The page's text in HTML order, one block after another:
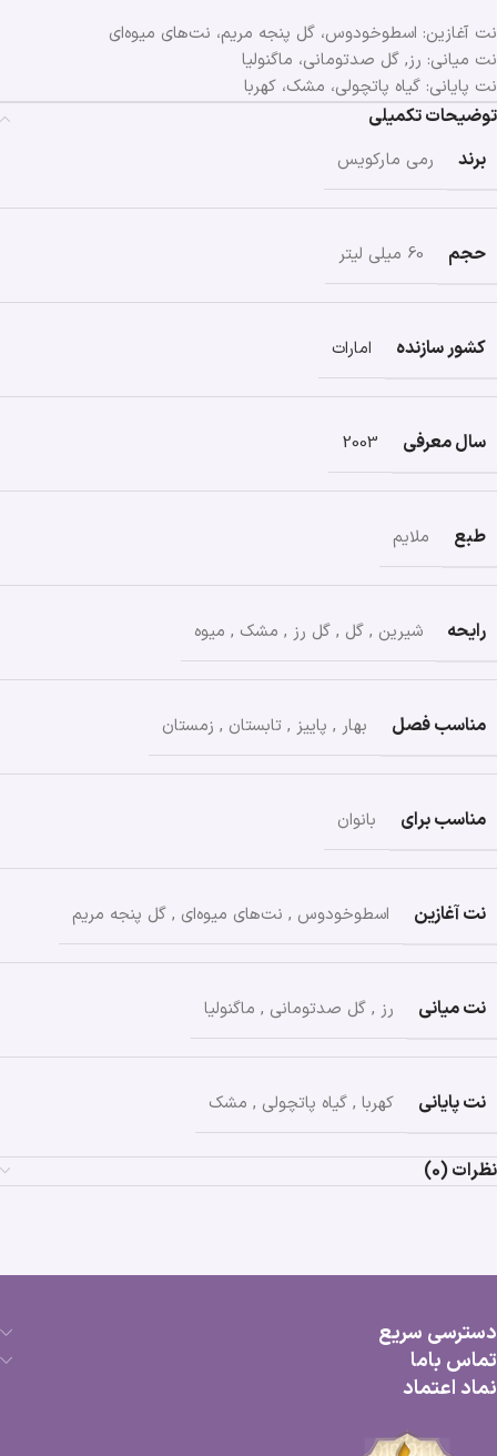
نت آغازین: اسطوخودوس، گل پنجه مریم، نت‌های میوه‌ای
نت میانی: رز, گل صدتومانی، ماگنولیا
نت پایانی: گیاه پاتچولی، مشک، کهربا
توضیحات تکمیلی
برند
رمی مارکویس
حجم 60 میلی لیتر
کشور سازنده امارات
سال معرفی 2003
طبع ملایم
رایحه شیرین , گل , گل رز , مشک , میوه
مناسب فصل بهار , پاییز , تابستان , زمستان
مناسب برای بانوان
نت آغازین اسطوخودوس , نت‌های میوه‌ای , گل پنجه مریم
نت میانی رز , گل صدتومانی , ماگنولیا
نت پایانی کهربا , گیاه پاتچولی , مشک
نظرات (0)
دسترسی سریع
تماس باما
نماد اعتماد